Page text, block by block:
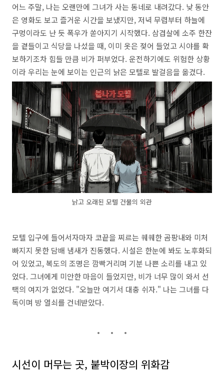
어느 주말, 나는 오랜만에 그녀가 사는 동네로 내려갔다. 낮 동안
은 영화도 보고 즐거운 시간을 보냈지만,저녁 무렵부터 하늘에
구멍이라도 난 듯 폭우가 쏟아지기 시작했다. 삼겹살에 소주 한잔
을 곁들이고 식당을 나섰을 때, 이미 옷은 젖어 들었고 시야를 확
보하기조차 힘들 만큼 비가 퍼부었다. 운전하기에도 위험한 상황
이라 우리는 눈에 보이는 인근의 낡은 모텔로 발걸음을 옮겼다.
낡고 오래된 모텔 건물의 외관
모텔 입구에 들어서자마자 코끝을 찌르는 퀘퀘한 곰팡내와 미처
빠지지 못한 담배 냄새가 진동했다. 시설은 한눈에 봐도 노후화되
어 있었고,복도의 조명은 깜빡거리며 기분 나쁜 소리를 내고 있
었다. 그녀에게 미안한 마음이 들었지만, 비가 너무 많이 와서 선
택의 여지가 없었다. "오늘만 여기서 대충 쉬자." 나는 그녀를 다
독이며 방 열쇠를 건네받았다.
시선이 머무는 곳, 붙박이장의 위화감